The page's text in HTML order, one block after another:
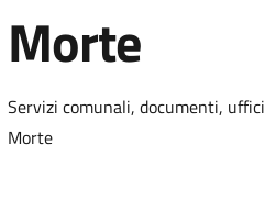
Morte
Dettagli
Servizi comunali, documenti,
Morte